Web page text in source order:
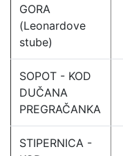
GORA
(Leonardove
stube)
SOPOT - KOD
DUČANA
PREGRAČANKA
STIPERNICA -